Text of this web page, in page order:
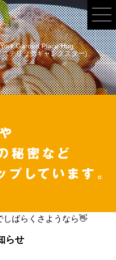
Garden Place Hug
テリックギャングスター)
しばらくさようなら👋
らせ